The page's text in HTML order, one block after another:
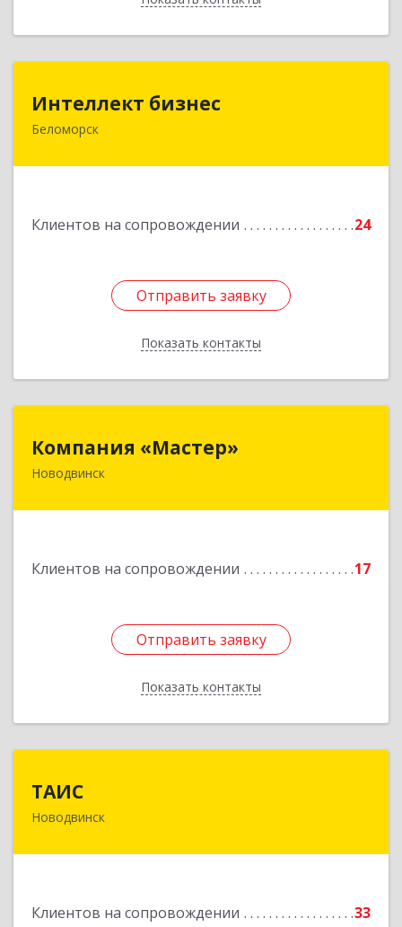
Интеллект бизнес
Беломорск
Клиентов на сопровождении 24
Отправить заявку
Показать контакты
Отправить заявку
Назад
Компания «Мастер»
Новодвинск
Клиентов на сопровождении 17
Отправить заявку
Показать контакты
164902, Архангельская обл, Новодвинск г,
Отправить заявку
Назад
ТАИС
Новодвинск
Клиентов на сопровождении 33
164902, Архангельская обл, Новодвинск г,